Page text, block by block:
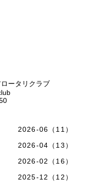
ータリクラブ
2026-06（11）
2026-04（13）
2026-02（16）
2025-12（12）